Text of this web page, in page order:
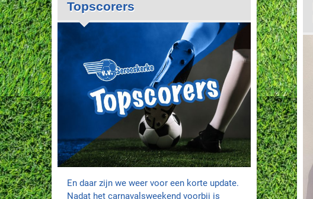
Topscorers
En daar zijn we weer voor een korte update.
Nadat het carnavalsweekend voorbij is